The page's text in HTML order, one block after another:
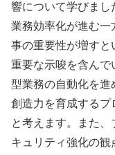
響について学びまし
業務効率化が進む一
事の重要性が増すと
重要な示唆を含んで
型業務の自動化を進
創造力を育成するプ
と考えます。また
キュリティ強化の